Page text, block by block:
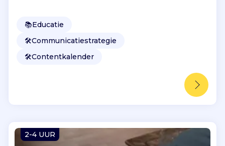
📚Educatie
🛠️Communicatiestrategie
🛠️Contentkalender
2-4 UUR